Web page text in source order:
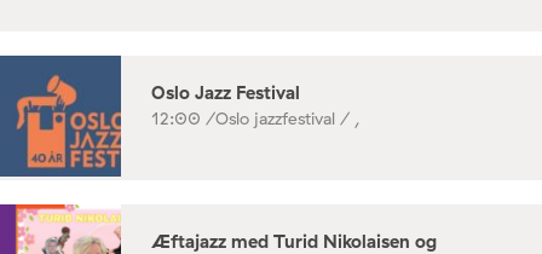
Oslo Jazz Festival
12:00 /Oslo jazzfestival / ,
Æftajazz med Turid Nikolaisen og